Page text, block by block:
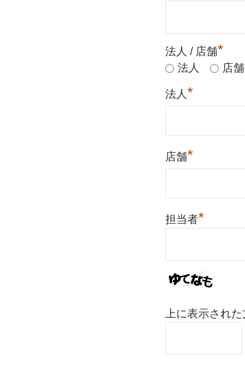
法人 / 店舗*
法人 店舗
法人 *
店舗*
担当者*
上に表示され